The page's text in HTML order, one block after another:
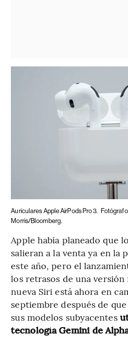
Auriculares Apple AirPods Pro 3.
Morris/Bloomberg.
Apple había planeado que
salieran a la venta ya en la
este año, pero el
los retrasos de una versión
nueva Siri está ahora en
septiembre después de
sus modelos subyacentes
tecnología Gemini de